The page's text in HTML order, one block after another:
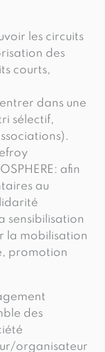
les circuits
des
courts,
dans une
sélectif,
afin
au
sensibilisation
la mobilisation
promotion
des
organisateur